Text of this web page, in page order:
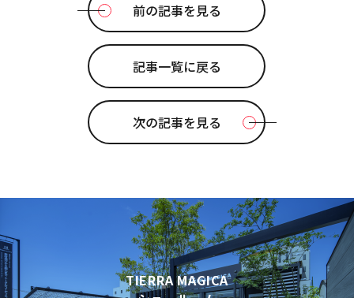
前の記事を見る
記事一覧に戻る
次の記事を見る
TIERRA MAGICA